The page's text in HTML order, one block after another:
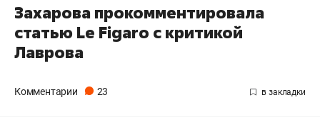
Захарова прокомментировала
статью Le Figaro с критикой
Лаврова
Комментарии 23